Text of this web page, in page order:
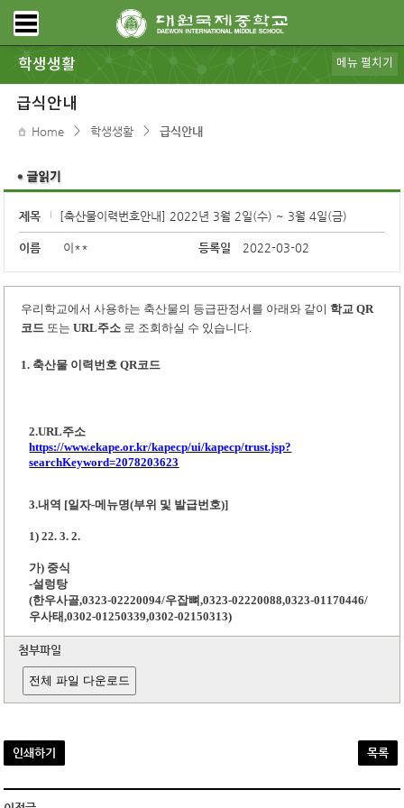
학생생활
가정통신
규정ㆍ리로스쿨
급식안내
보건ㆍ상담
대원갤러리
동아리
스포츠클럽
학생회
DWIMS 복지
전자도서관
학교도서관
모아진
DB pia
메뉴 펼치기
급식안내
Home > 학생생활 > 급식안내
제목 [축산물이력번호안내] 2022년 3월 2일(수) ~ 3월 4일(금)
이름 이** 등록일 2022-03-02
우리학교에서 사용하는 축산물의 등급판정서를 아래와 같이 학교QR
코드 또는URL주소 로 조회하실 수 있습니다
1. 축산물 이력번호QR코드
2.URL주소
https://www.ekape.or.kr/kapecp/ui/kapecp/trust.jsp?
searchKeyword=2078203623
3.내역 [일자-메뉴명(부위 및 발급번호)]
1) 22. 3. 2.
가) 중식
-설렁탕
(한우사골,0323-02220094/우잡뼈,0323-02220088,0323-01170446/
우사태,0302-01250339,0302-02150313)
첨부파일
전체 파일 다운로드
인쇄하기 목록